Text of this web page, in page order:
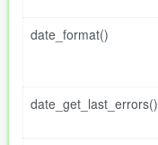
date_format()
date_get_last_errors()